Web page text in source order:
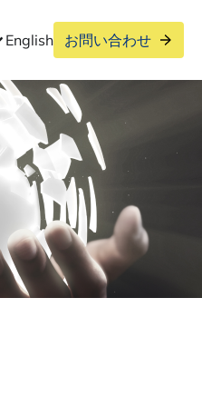
English お問い合わせ